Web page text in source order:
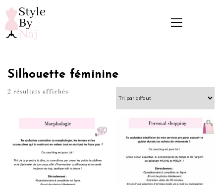
Silhouette féminine
2 résultats affichés